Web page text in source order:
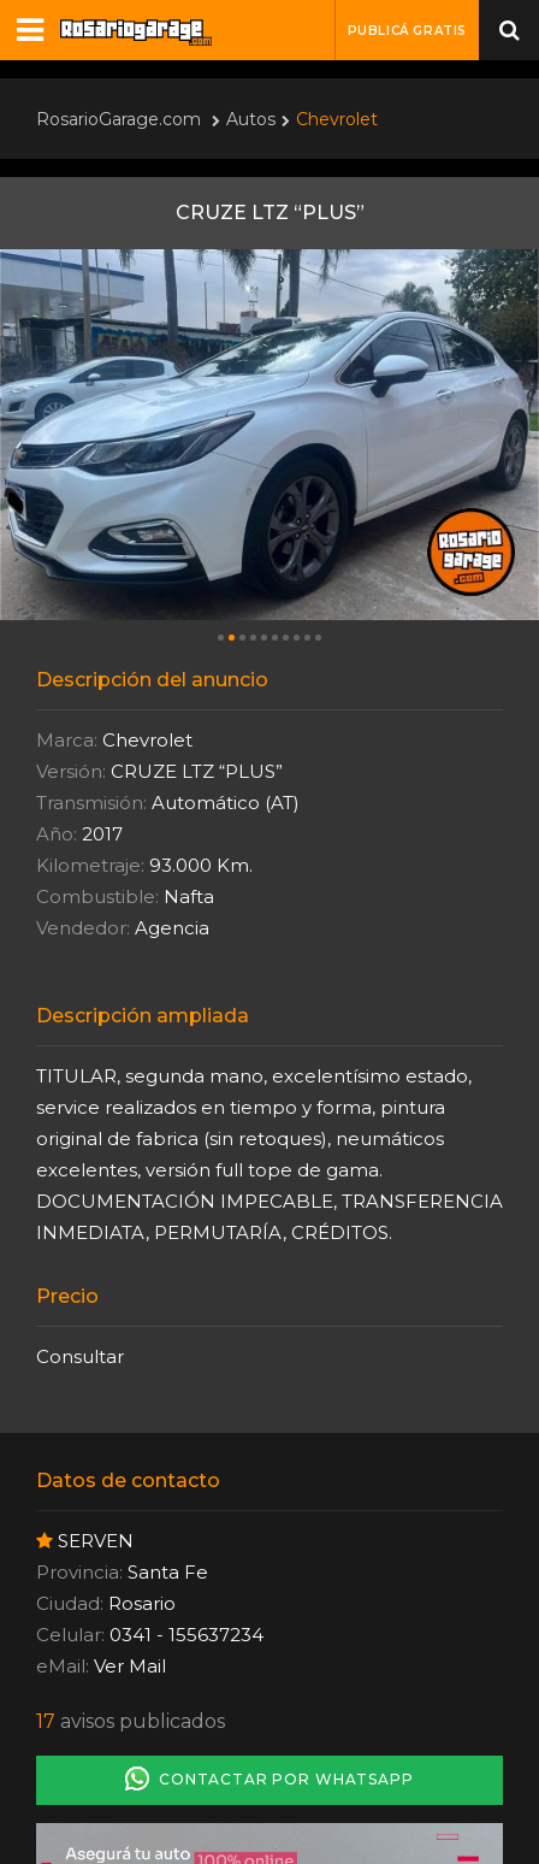
PUBLICÁ GRATIS
RosarioGarage.com Autos Chevrolet
CRUZE LTZ “PLUS”
Descripción del anuncio
Marca: Chevrolet
Versión: CRUZE LTZ “PLUS”
Transmisión: Automático (AT)
Año: 2017
Kilometraje: 93.000 Km.
Combustible: Nafta
Vendedor: Agencia
Descripción ampliada
TITULAR, segunda mano, excelentísimo estado,
service realizados en tiempo y forma, pintura
original de fabrica (sin retoques), neumáticos
excelentes, versión full tope de gama.
DOCUMENTACIÓN IMPECABLE, TRANSFERENCIA
INMEDIATA, PERMUTARÍA, CRÉDITOS.
Precio
Consultar
Datos de contacto
SERVEN
Provincia: Santa Fe
Ciudad: Rosario
Celular: 0341 - 155637234
eMail: Ver Mail
17 avisos publicados
CONTACTAR POR WHATSAPP